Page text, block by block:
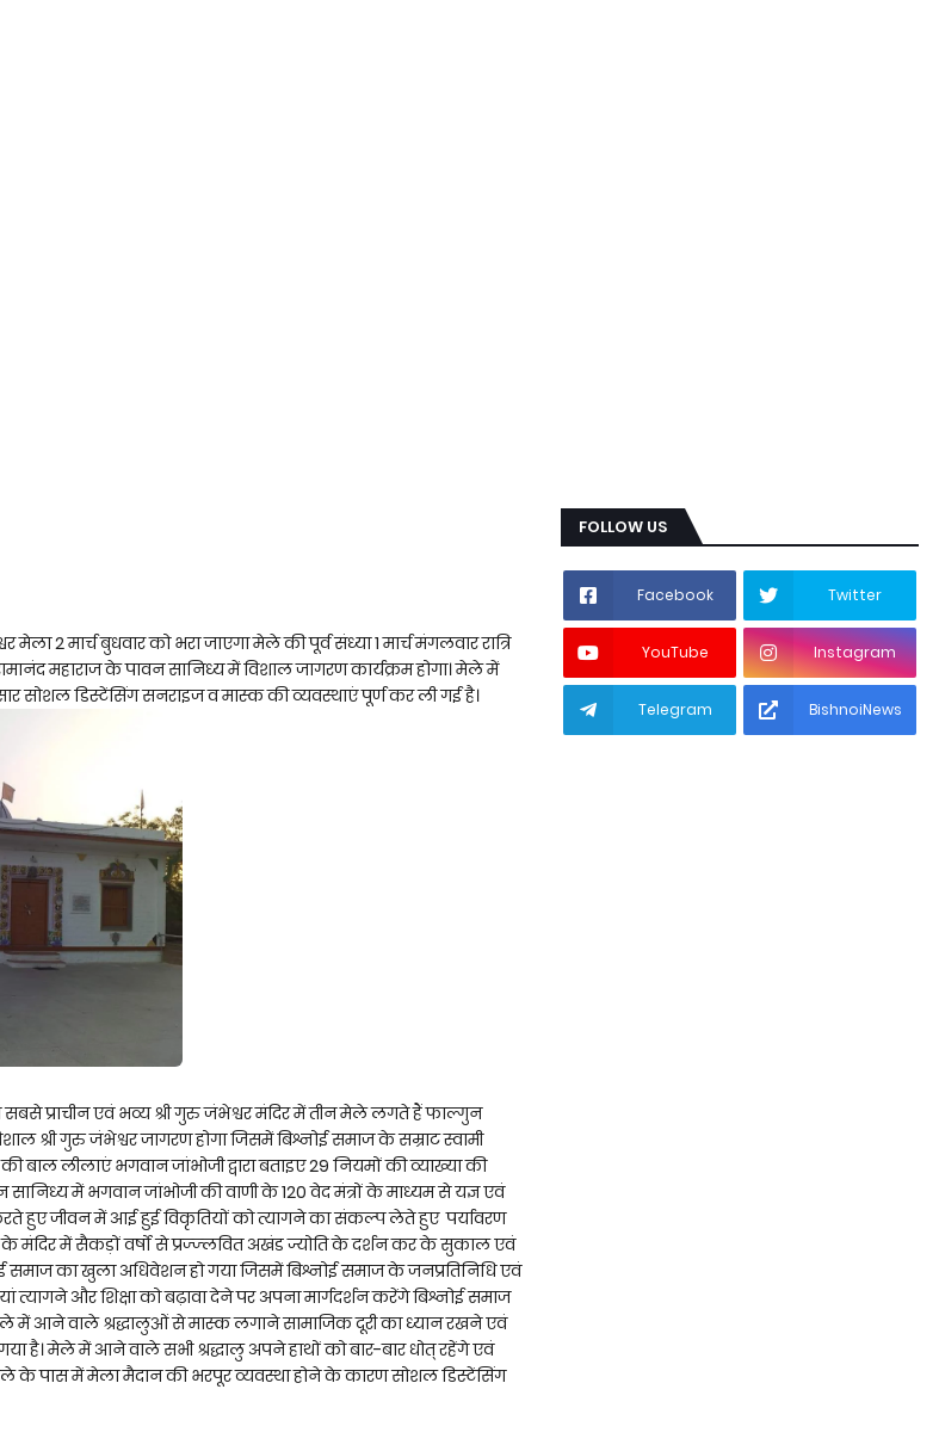
2 मार्च बुधवार को भरा जाएगा मेले की पूर्व संध्या 1 मार्च मंगलवार रात्रि
महाराज के पावन सानिध्य में विशाल जागरण कार्यक्रम होगा। मेले में
सोशल डिस्टेंसिंग सनराइज व मास्क की व्यवस्थाएं पूर्ण कर ली गई है।
प्राचीन एवं भव्य श्री गुरु जंभेश्वर मंदिर में तीन मेले लगते हैं फाल्गुन
श्री गुरु जंभेश्वर जागरण होगा जिसमें बिश्नोई समाज के सम्राट स्वामी
लीलाएं भगवान जांभोजी द्वारा बताइए 29 नियमों की व्याख्या की
सानिध्य में भगवान जांभोजी की वाणी के 120 वेद मंत्रों के माध्यम से यज्ञ एवं
हुए जीवन में आई हुई विकृतियों को त्यागने का संकल्प लेते हुए पर्यावरण
के मंदिर में सैकड़ों वर्षो से प्रज्ज्लवित अखंड ज्योति के दर्शन कर के सुकाल एवं
समाज का खुला अधिवेशन हो गया जिसमें बिश्नोई समाज के जनप्रतिनिधि एवं
और शिक्षा को बढ़ावा देने पर अपना मार्गदर्शन करेंगे बिश्नोई समाज
में आने वाले श्रद्धालुओं से मास्क लगाने सामाजिक दूरी का ध्यान रखने एवं
है। मेले में आने वाले सभी श्रद्धालु अपने हाथों को बार-बार धोत् रहेंगे एवं
के पास में मेला मैदान की भरपूर व्यवस्था होने के कारण सोशल डिस्टेंसिंग
FOLLOW US
Facebook Twitter
YouTube Instagram
Telegram BishnoiNews